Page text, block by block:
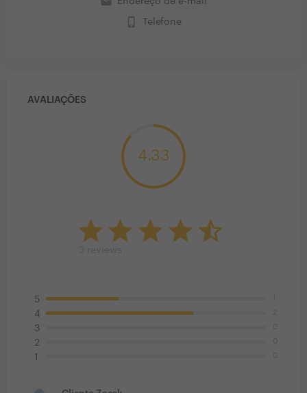
phone_iphone Telefone
AVALIAÇÕES
4.33
5
4
3
2
1